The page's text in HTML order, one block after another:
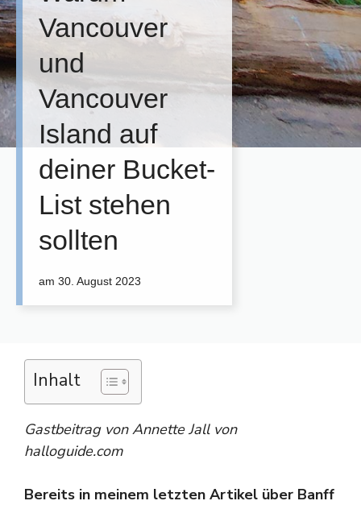
Vancouver
und
Vancouver
Island auf
deiner Bucket-
List stehen
sollten
am 30. August 2023
Inhalt
Gastbeitrag von Annette Jall von
halloguide.com
Bereits in meinem letzten Artikel über Banff